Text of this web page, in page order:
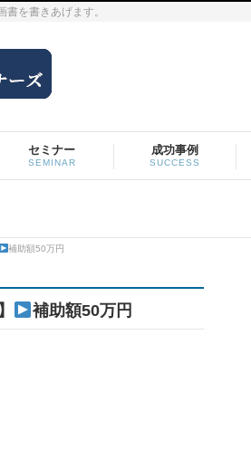
を書きあげます。
セミナー
SEMINAR
成功事例
SUCCESS
補助額50万円
補助額50万円